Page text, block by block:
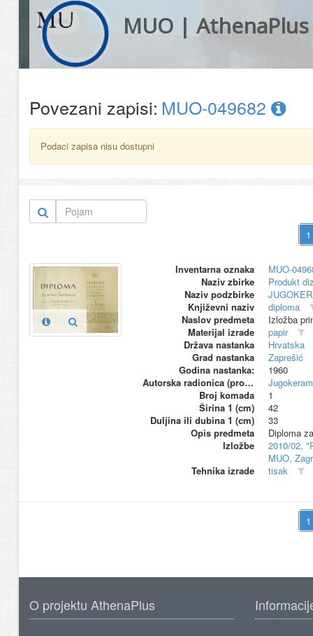
MUO | AthenaPlus
Povezani zapisi: MUO-049682
Podaci zapisa nisu dostupni
Inventarna oznaka
MUO-
Naziv zbirke
Produkt
Naziv podzbirke
Književni naziv
diploma
Naslov predmeta
Izložba
Materijal izrade
papir
Država nastanka
Hrvatska
Grad nastanka
Zaprešić
Godina nastanka:
1960
Autorska radionica (proizvođač)
Broj komada
1
Širina 1 (cm)
42
Duljina ili dubina 1 (cm)
33
Opis predmeta
Diploma
Izložbe
2010/02,
MUO,
Tehnika izrade
tisak
O projektu AthenaPlus